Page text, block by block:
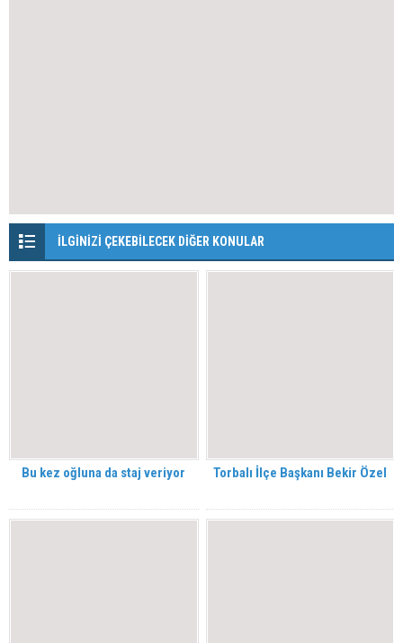
İLGİNİZİ ÇEKEBİLECEK DİĞER KONULAR
Bu kez oğluna da staj veriyor Torbalı İlçe Başkanı Bekir Özel